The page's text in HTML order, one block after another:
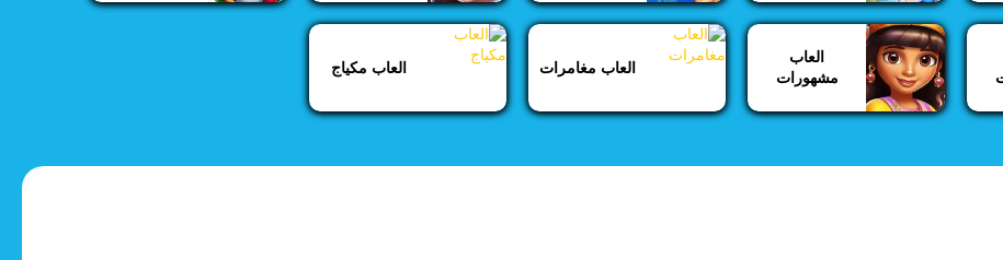
العاب
مشهورات
العاب مغامرات العاب مكياج